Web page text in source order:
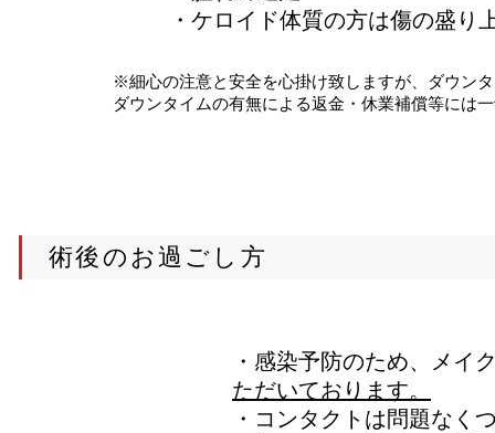
・ケロイド体質の方は傷の盛り
​※細心の注意と安全を心掛け致しますが、ダウン
ダウンタイムの有無による返金・休業補償等には
術後のお過ごし方
・感染予防のため、メイ
ただいております。
・コンタクトは問題なく